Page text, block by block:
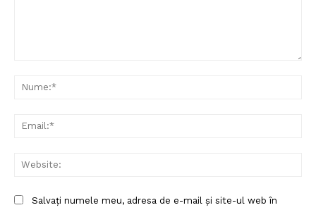
Salvați numele meu, adresa de e-mail și site-ul web în